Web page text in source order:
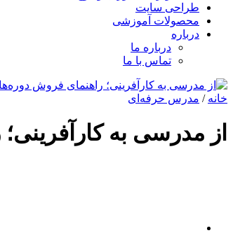
طراحی سایت
محصولات آموزشی
درباره
درباره ما
تماس با ما
خانه / مدرس حرفه‌ای
از مدرسی به